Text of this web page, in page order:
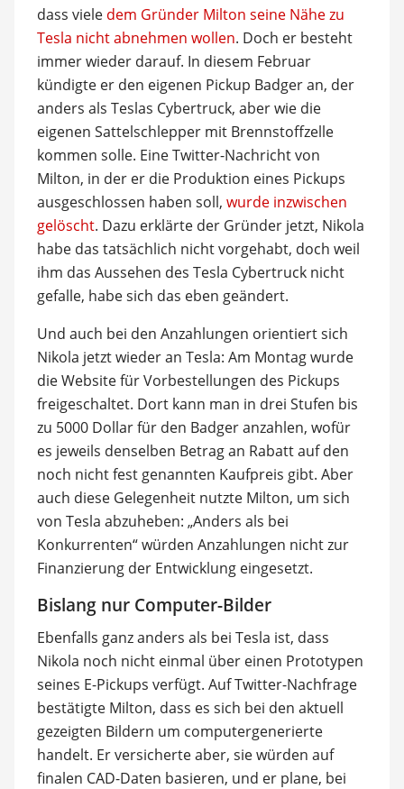
dass viele dem Gründer Milton seine Nähe zu
Tesla nicht abnehmen wollen. Doch er besteht
immer wieder darauf. In diesem Februar
kündigte er den eigenen Pickup Badger an, der
anders als Teslas Cybertruck, aber wie die
eigenen Sattelschlepper mit Brennstoffzelle
kommen solle. Eine Twitter-Nachricht von
Milton, in der er die Produktion eines Pickups
ausgeschlossen haben soll, wurde inzwischen
gelöscht. Dazu erklärte der Gründer jetzt, Nikola
habe das tatsächlich nicht vorgehabt, doch weil
ihm das Aussehen des Tesla Cybertruck nicht
gefalle, habe sich das eben geändert.
Und auch bei den Anzahlungen orientiert sich
Nikola jetzt wieder an Tesla: Am Montag wurde
die Website für Vorbestellungen des Pickups
freigeschaltet. Dort kann man in drei Stufen bis
zu 5000 Dollar für den Badger anzahlen, wofür
es jeweils denselben Betrag an Rabatt auf den
noch nicht fest genannten Kaufpreis gibt. Aber
auch diese Gelegenheit nutzte Milton, um sich
von Tesla abzuheben: „Anders als bei
Konkurrenten“ würden Anzahlungen nicht zur
Finanzierung der Entwicklung eingesetzt.
Bislang nur Computer-Bilder
Ebenfalls ganz anders als bei Tesla ist, dass
Nikola noch nicht einmal über einen Prototypen
seines E-Pickups verfügt. Auf Twitter-Nachfrage
bestätigte Milton, dass es sich bei den aktuell
gezeigten Bildern um computergenerierte
handelt. Er versicherte aber, sie würden auf
finalen CAD-Daten basieren, und er plane, bei